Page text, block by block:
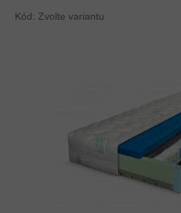
Kód: Zvolte variantu